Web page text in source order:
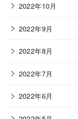
2022年10月
2022年9月
2022年8月
2022年7月
2022年6月